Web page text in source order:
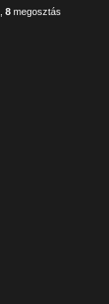
,8 megosztás